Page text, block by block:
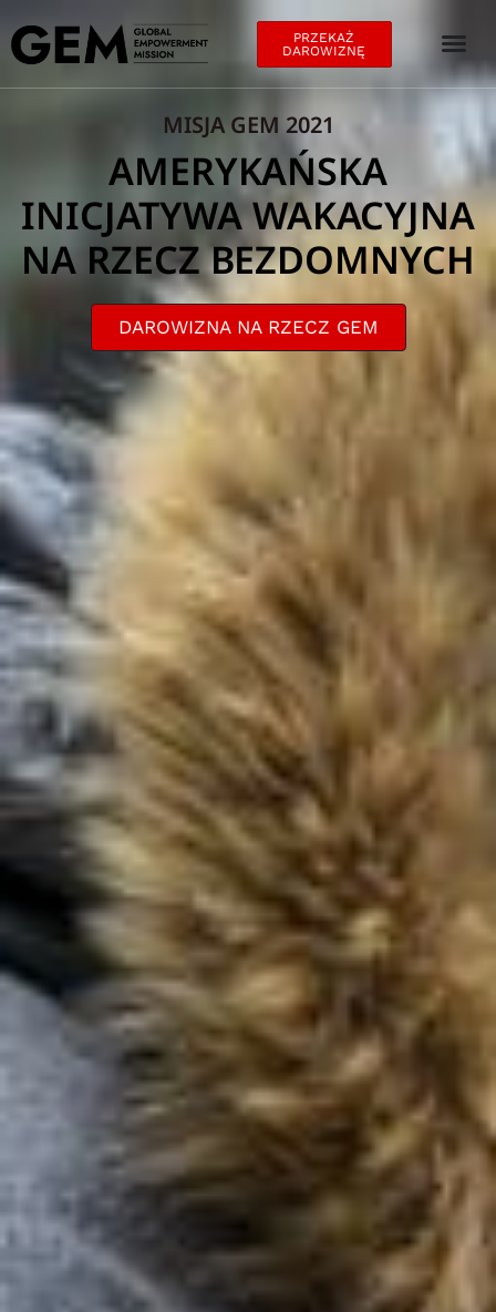
PRZEKAŻ
DAROWIZNĘ
MISJA GEM 2021
AMERYKAŃSKA
INICJATYWA WAKACYJNA
NA RZECZ BEZDOMNYCH
DAROWIZNA NA RZECZ GEM